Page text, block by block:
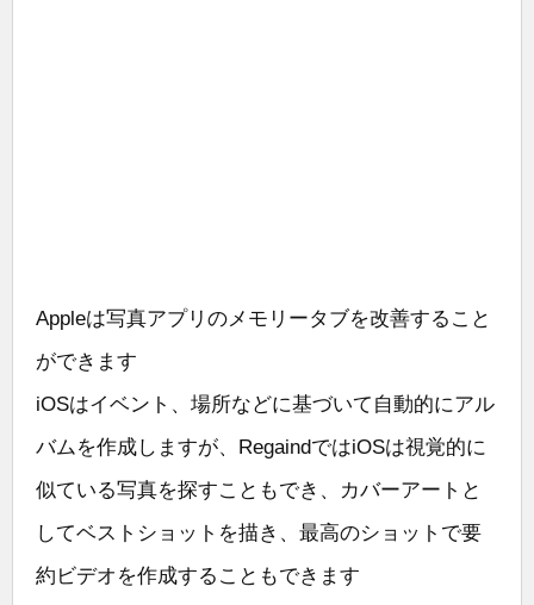
Appleは写真アプリのメモリータブを改善すること
ができます
iOSはイベント、場所などに基づいて自動的にアル
バムを作成しますが、RegaindではiOSは視覚的に
似ている写真を探すこともでき、カバーアートと
してベストショットを描き、最高のショットで要
約ビデオを作成することもできます